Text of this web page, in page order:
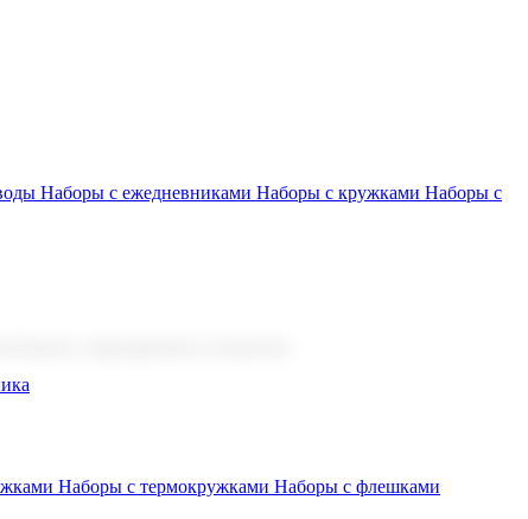
Наборы с ежедневниками Наборы с кружками Наборы с
мероприятия и клиентов.
Наборы с термокружками Наборы с флешками